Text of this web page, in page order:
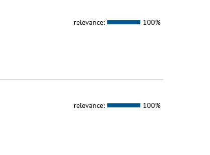
relevance: 100%
relevance: 100%